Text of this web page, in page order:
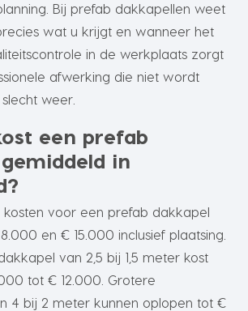
Bij prefab dakkapellen weet
wat u krijgt en wanneer het
in de werkplaats zorgt
afwerking die niet wordt
weer.
een prefab
in
voor een prefab dakkapel
en € 15.000 inclusief plaatsing.
van 2,5 bij 1,5 meter kost
tot € 12.000. Grotere
4 bij 2 meter kunnen oplopen tot €